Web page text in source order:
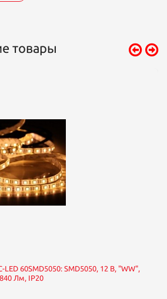
товары
60SMD5050: SMD5050, 12 В, "WW",
Лм, IP20